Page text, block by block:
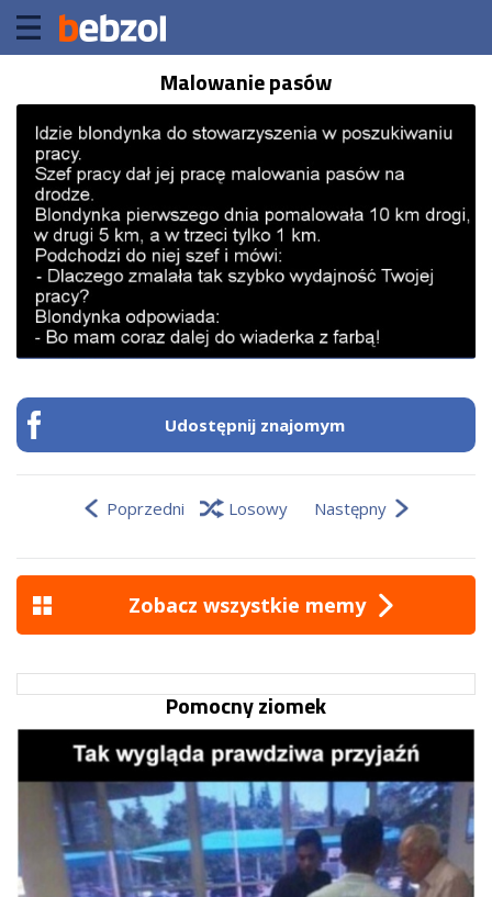
Malowanie pasów
Udostępnij znajomym
Poprzedni Losowy Następny
Zobacz wszystkie memy
Pomocny ziomek